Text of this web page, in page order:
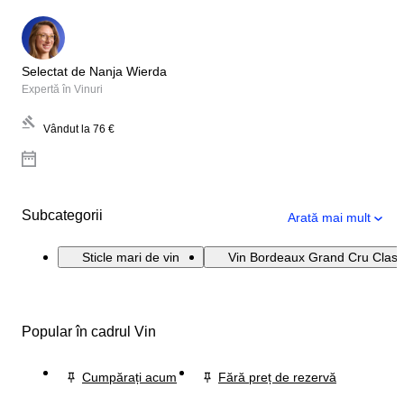
Selectat de Nanja Wierda
Expertă în Vinuri
Vândut la 76 €
Subcategorii Arată mai mult
Sticle mari de vin Vin Bordeaux Grand Cru
Popular în cadrul Vin
Cumpărați acum
Fără preț de rezervă